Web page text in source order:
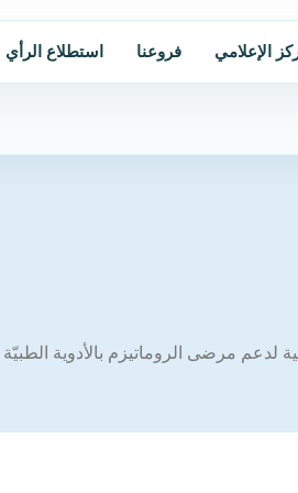
الإعلامي فروعنا استطلاع الرأي
لدعم مرضى الروماتيزم بالأدوية الطبيّة